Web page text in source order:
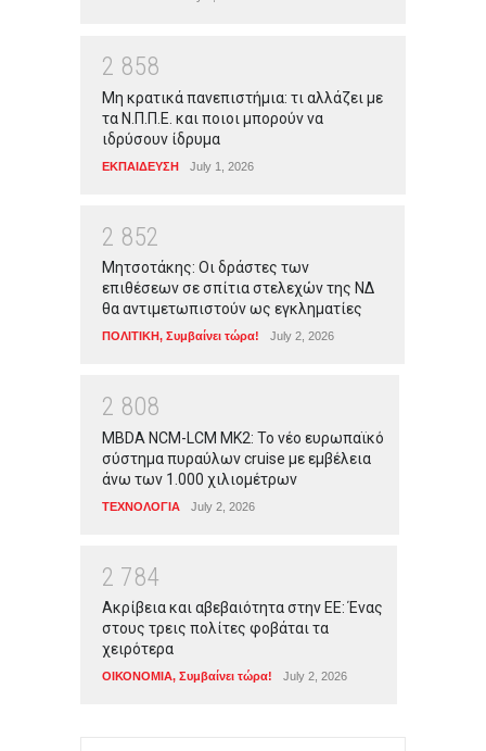
2 858
Μη κρατικά πανεπιστήμια: τι αλλάζει με
τα Ν.Π.Π.Ε. και ποιοι μπορούν να
ιδρύσουν ίδρυμα
ΕΚΠΑΙΔΕΥΣΗ July 1, 2026
2 852
Μητσοτάκης: Οι δράστες των
επιθέσεων σε σπίτια στελεχών της ΝΔ
θα αντιμετωπιστούν ως εγκληματίες
ΠΟΛΙΤΙΚΗ, Συμβαίνει τώρα! July 2, 2026
2 808
MBDA NCM-LCM MK2: Το νέο ευρωπαϊκό
σύστημα πυραύλων cruise με εμβέλεια
άνω των 1.000 χιλιομέτρων
ΤΕΧΝΟΛΟΓΙΑ July 2, 2026
2 784
Ακρίβεια και αβεβαιότητα στην ΕΕ: Ένας
στους τρεις πολίτες φοβάται τα
χειρότερα
ΟΙΚΟΝΟΜΙΑ, Συμβαίνει τώρα! July 2, 2026